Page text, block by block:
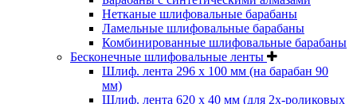
Нетканые шлифовальные барабаны
Ламельные шлифовальные барабаны
Комбинированные шлифовальные барабаны
Бесконечные шлифовальные ленты
Шлиф. лента 296 х 100 мм (на барабан 90
мм)
Шлиф. лента 620 х 40 мм (для 2х-роликовых